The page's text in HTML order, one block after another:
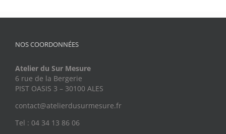
NOS COORDONNÉES
Atelier du Sur Mesure
6 rue de la Bergerie
PIST OASIS 3 – 30100 ALES
contact@atelierdusurmesure.fr
Tel : 04 34 13 86 06